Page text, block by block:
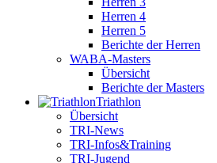
Herren 4
Herren 5
Berichte der Herren
WABA-Masters
Übersicht
Berichte der Masters
Triathlon
Übersicht
TRI-News
TRI-Infos&Training
TRI-Jugend